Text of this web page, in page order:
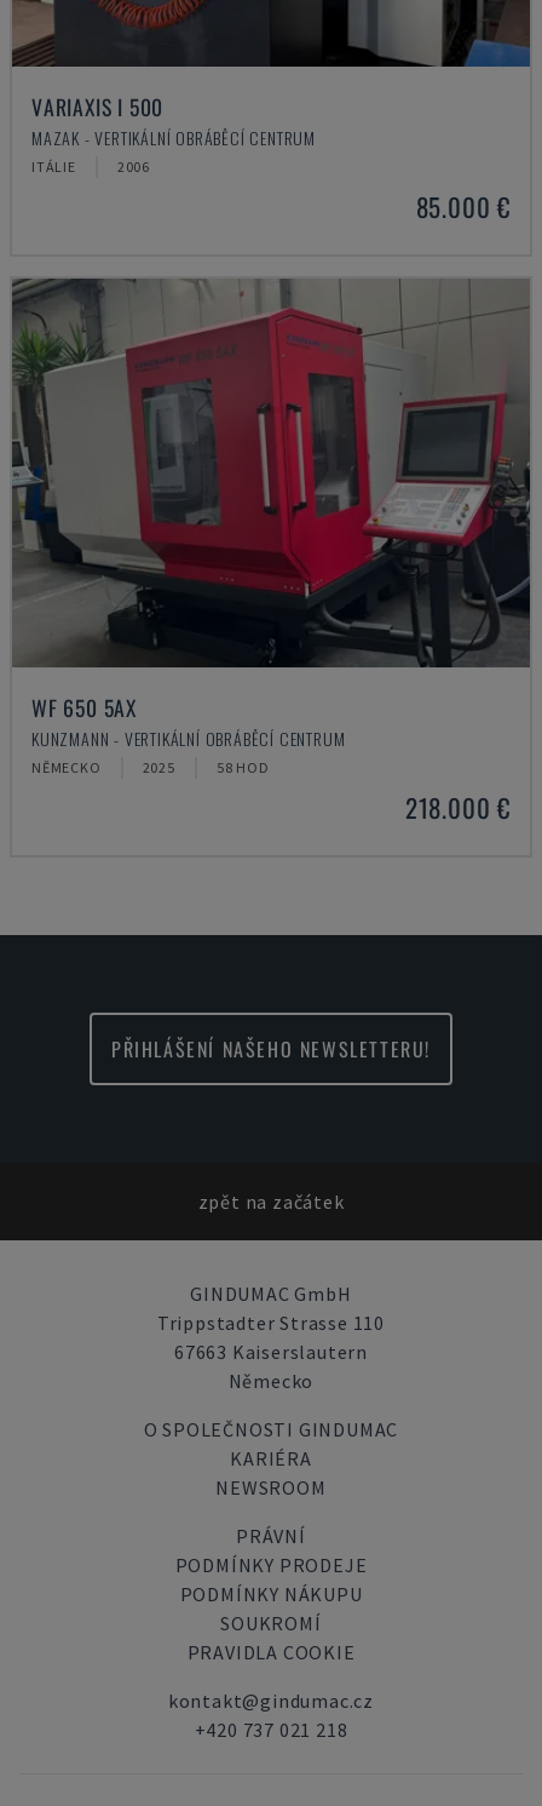
VARIAXIS I 500
MAZAK - VERTIKÁLNÍ OBRÁBĚCÍ CENTRUM
ITÁLIE 2006
85.000 €
WF 650 5AX
KUNZMANN - VERTIKÁLNÍ OBRÁBĚCÍ CENTRUM
NĚMECKO 2025 58 HOD
218.000 €
PŘIHLÁŠENÍ NAŠEHO NEWSLETTERU!
zpět na začátek
GINDUMAC GmbH
Trippstadter Strasse 110
67663 Kaiserslautern
Německo
O SPOLEČNOSTI GINDUMAC
KARIÉRA
NEWSROOM
PRÁVNÍ
PODMÍNKY PRODEJE
PODMÍNKY NÁKUPU
SOUKROMÍ
PRAVIDLA COOKIE
kontakt@gindumac.cz
+420 737 021 218